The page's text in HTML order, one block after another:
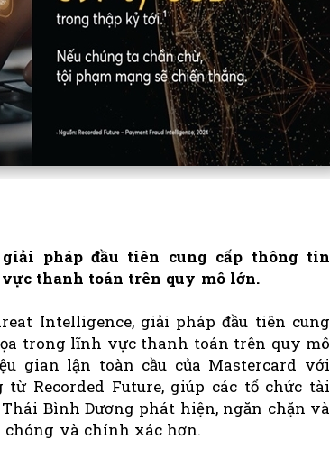
pháp đầu tiên cung cấp thông tin
thanh toán trên quy mô lớn.
Intelligence, giải pháp đầu tiên cung
trong lĩnh vực thanh toán trên quy mô
gian lận toàn cầu của Mastercard với
Recorded Future, giúp các tổ chức tài
Bình Dương phát hiện, ngăn chặn và
và chính xác hơn.